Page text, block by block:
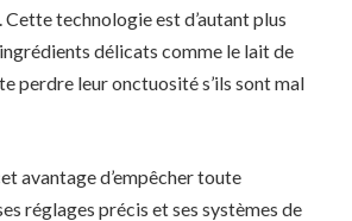
technologie est d’autant plus
délicats comme le lait de
perdre leur onctuosité s’ils sont mal
avantage d’empêcher toute
réglages précis et ses systèmes de